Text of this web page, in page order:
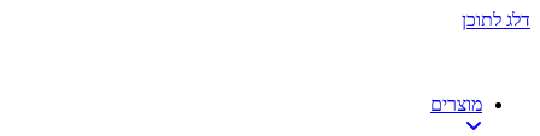
דלג לתוכן
מוצרים